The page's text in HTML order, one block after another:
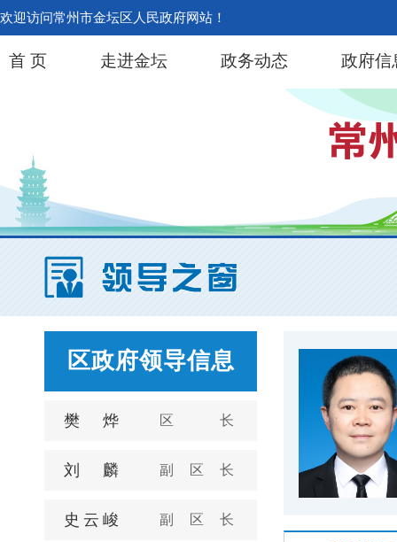
欢迎访问常州市金坛区人民政府网站！
首 页 走进金坛 政务动态 政府信
区政府领导信息
樊烨 区长
刘麟 副区长
史云峻 副区长